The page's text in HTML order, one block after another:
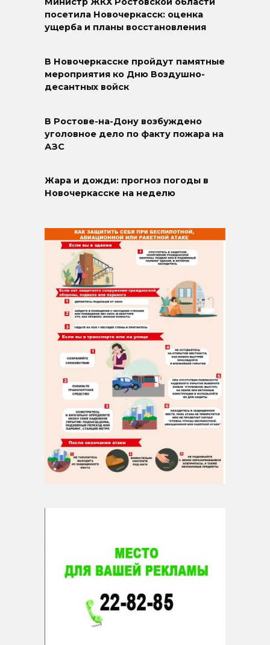
посетила Новочеркасск: оценка
ущерба и планы восстановления
В Новочеркасске пройдут памятные
мероприятия ко Дню Воздушно-
десантных войск
В Ростове-на-Дону возбуждено
уголовное дело по факту пожара на
АЗС
Жара и дожди: прогноз погоды в
Новочеркасске на неделю